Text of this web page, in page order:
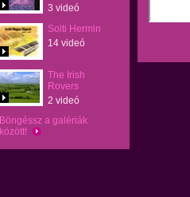
3 videó
Solti Hermin
14 videó
The Irish
Rovers
2 videó
Böngéssz a galériák
között!